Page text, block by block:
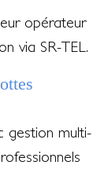
opérateur
via SR-TEL.
gestion multi-